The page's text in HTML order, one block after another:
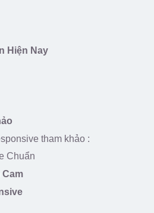
Hiện Nay
tham khảo :
Chuẩn